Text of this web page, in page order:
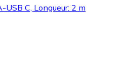
USB C, Longueur: 2 m